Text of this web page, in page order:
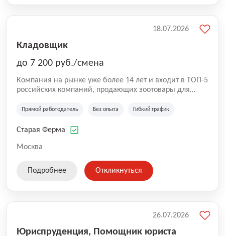
Кладовщик
до 7 200 руб./смена
Компания на рынке уже более 14 лет и входит в ТОП-5
российских компаний, продающих зоотовары для
компания владеет 5 розничными магазинами, а также
России (Wildberries, Ozon, Яндекс. Маркет и
на глобальной доставке товаров по всей территории
SKU, премиальные бренды кормов и собственные
Прямой работодатель Без опыта Гибкий график
Старая Ферма
Москва
18.07.2026
Подробнее Откликнуться
Юриспруденция, Помощник юриста
26.07.2026